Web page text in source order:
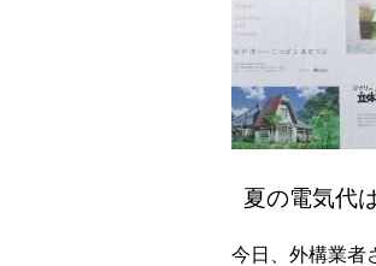
夏の電気代
今日、外構業者